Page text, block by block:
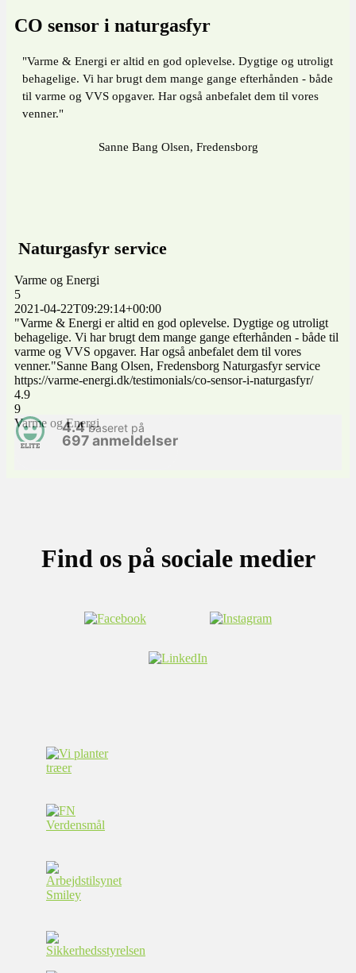
CO sensor i naturgasfyr
"Varme & Energi er altid en god oplevelse. Dygtige og utroligt
behagelige. Vi har brugt dem mange gange efterhånden - både
til varme og VVS opgaver. Har også anbefalet dem til vores
venner."
Sanne Bang Olsen, Fredensborg
Naturgasfyr service
Varme og Energi
5
2021-04-22T09:29:14+00:00
"Varme & Energi er altid en god oplevelse. Dygtige og utroligt
behagelige. Vi har brugt dem mange gange efterhånden - både til
varme og VVS opgaver. Har også anbefalet dem til vores
venner."Sanne Bang Olsen, Fredensborg Naturgasfyr service
https://varme-energi.dk/testimonials/co-sensor-i-naturgasfyr/
4.9
9
Varme og Energi
4.4baseret på
697 anmeldelser
Find os på sociale medier